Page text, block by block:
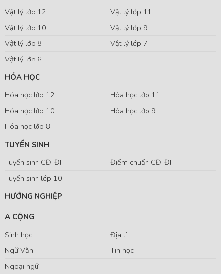
Vật lý lớp 12
Vật lý lớp 11
Vật lý lớp 10
Vật lý lớp 9
Vật lý lớp 8
Vật lý lớp 7
Vật lý lớp 6
HÓA HỌC
Hóa học lớp 12
Hóa học lớp 11
Hóa học lớp 10
Hóa học lớp 9
Hóa học lớp 8
TUYỂN SINH
Tuyển sinh CĐ-ĐH
Điểm chuẩn CĐ-ĐH
Tuyển sinh lớp 10
HƯỚNG NGHIỆP
A CỘNG
Sinh học
Địa lí
Ngữ Văn
Tin học
Ngoại ngữ